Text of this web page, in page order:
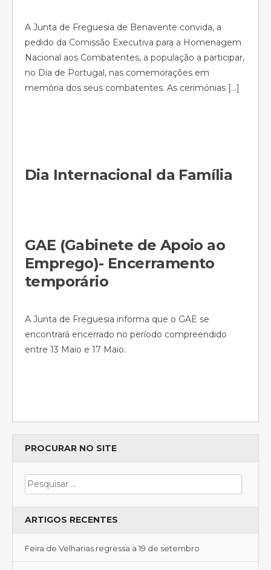
A Junta de Freguesia de Benavente convida, a
pedido da Comissão Executiva para a Homenagem
Nacional aos Combatentes, a população a participar,
no Dia de Portugal, nas comemorações em
memória dos seus combatentes. As cerimónias […]
Dia Internacional da Família
GAE (Gabinete de Apoio ao
Emprego)- Encerramento
temporário
A Junta de Freguesia informa que o GAE se
encontrará encerrado no período compreendido
entre 13 Maio e 17 Maio.
PROCURAR NO SITE
ARTIGOS RECENTES
Feira de Velharias regressa a 19 de setembro